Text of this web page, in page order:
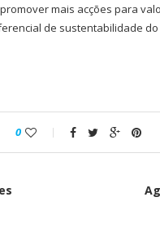
mais acções para
de sustentabilidade
0